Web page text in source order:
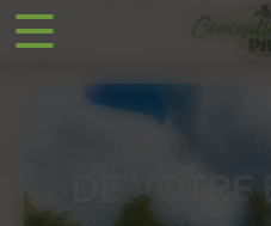
Panneau de gestion des cookies